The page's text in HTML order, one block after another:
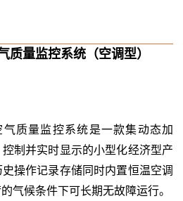
质量监控系统（空调型）
气质量监控系统是一款集动态加
制并实时显示的小型化经济型产
操作记录存储同时内置恒温空调
气候条件下可长期无故障运行。